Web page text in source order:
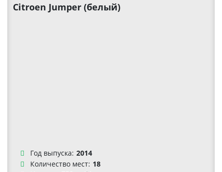
Citroen Jumper (белый)
Год выпуска: 2014
Количество мест: 18